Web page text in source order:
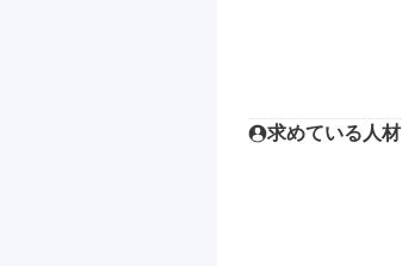
求めている人材